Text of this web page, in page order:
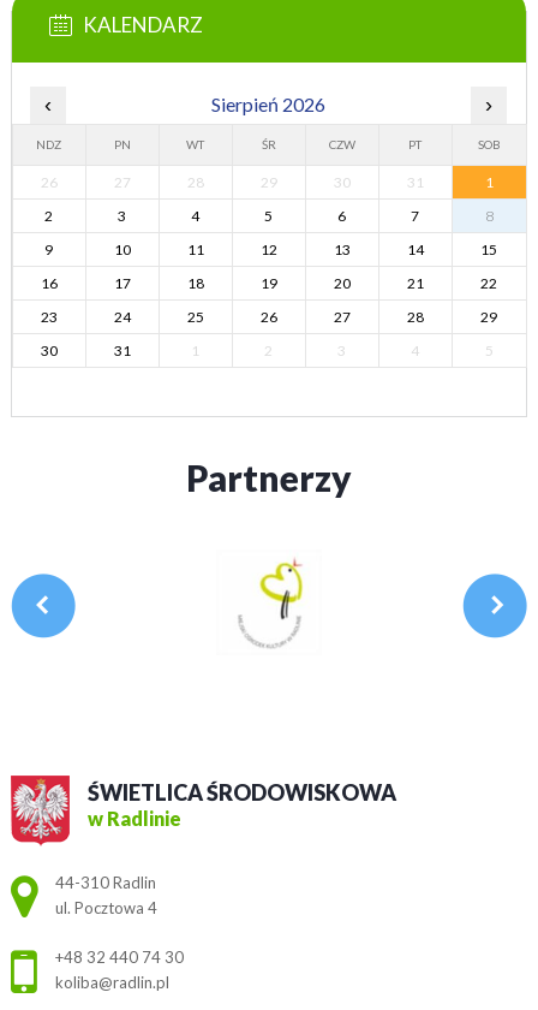
KALENDARZ
‹ Sierpień 2026 ›
NDZ PN WT ŚR CZW PT SOB
26 27 28 29 30 31
1
2
3 4 5 6 7
8
9
10 11 12 13 14
15
16
17 18 19 20 21
22
23
24 25 26 27 28
29
30
31 1 2 3 4 5
Partnerzy
ŚWIETLICA ŚRODOWISKOWA
w Radlinie
Adres pocztowy:
44-310 Radlin
ul. Pocztowa 4
+48 32 440 74 30
koliba@radlin.pl